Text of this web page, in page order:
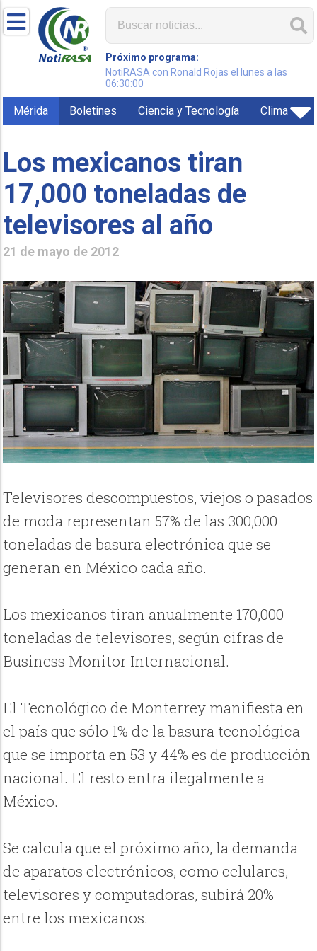
Próximo programa:
NotiRASA con Ronald Rojas el lunes a las
06:30:00
Mérida Boletines Ciencia y Tecnología Clima
Los mexicanos tiran
17,000 toneladas de
televisores al año
21 de mayo de 2012
Televisores descompuestos, viejos o pasados
de moda representan 57% de las 300,000
toneladas de basura electrónica que se
generan en México cada año.
Los mexicanos tiran anualmente 170,000
toneladas de televisores, según cifras de
Business Monitor Internacional.
El Tecnológico de Monterrey manifiesta en
el país que sólo 1% de la basura tecnológica
que se importa en 53 y 44% es de producción
nacional. El resto entra ilegalmente a
México.
Se calcula que el próximo año, la demanda
de aparatos electrónicos, como celulares,
televisores y computadoras, subirá 20%
entre los mexicanos.